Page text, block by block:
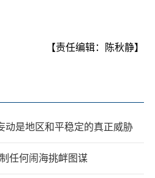
【责任编辑：陈秋静】
动是地区和平稳定的真正威胁
任何闹海挑衅图谋